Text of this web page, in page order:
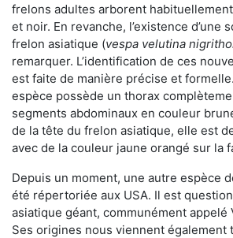
frelons adultes arborent
et noir. En revanche, l’existence d’une
frelon asiatique (vespa velutina
remarquer. L’identification de ces
est faite de manière précise et
espèce possède un thorax
segments abdominaux en couleur
de la tête du frelon asiatique, elle est
avec de la couleur jaune orangé sur la
Depuis un moment, une autre espèce
été répertoriée aux USA. Il est
asiatique géant, communément appelé
Ses origines nous viennent également